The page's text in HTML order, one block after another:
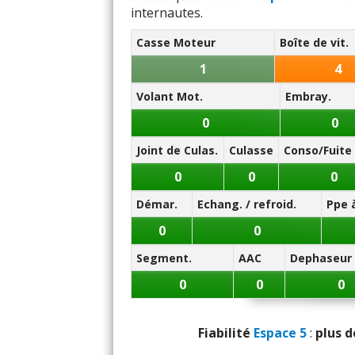
Volume
Volume
Nombre
- (boîte robotisée à double
Jantes disponibles de série :
18 pouces
235/60 R 18 Tendance au
19 pouces
- (235/55 R 19 Très légère
Note des internautes :
14.8/20
Panne la plus signalée :
Electronique
internautes.
Casse Moteur Boîte de vit.
1 4
Volant Mot. Embray.
0 0
Joint de Culas. Culasse Conso/Fuite
0 0 0
Démar. Echang. / refroid. Ppe
0 0
Segment. AAC Dephaseur
0 0 0
Fiabilité Espace 5: plus